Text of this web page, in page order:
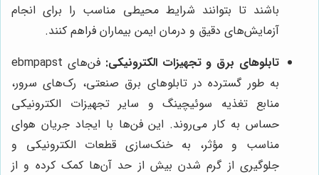
باشند تا بتوانند شرایط محیطی مناسب را برای انجام
آزمایش‌های دقیق و درمان ایمن بیماران فراهم کنند.
تابلوهای برق و تجهیزات الکترونیکی:
فن‌های ebmpapst
به طور گسترده در تابلوهای برق صنعتی، رک‌های سرور،
منابع تغذیه سوئیچینگ و سایر تجهیزات الکترونیکی
حساس به کار می‌روند. این فن‌ها با ایجاد جریان هوای
مناسب و مؤثر، به خنک‌سازی قطعات الکترونیکی و
جلوگیری از گرم شدن بیش از حد آن‌ها کمک کرده و از